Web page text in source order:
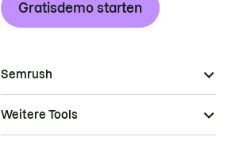
Gratisdemo starten
Semrush
Weitere Tools